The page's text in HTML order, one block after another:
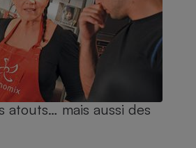
atouts… mais aussi des